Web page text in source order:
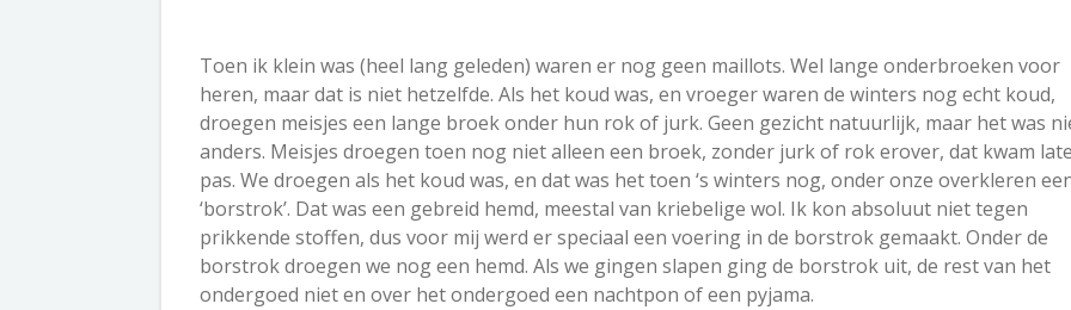
Toen ik klein was (heel lang geleden) waren er nog geen maillots. Wel lange onderbroeken voor
heren, maar dat is niet hetzelfde. Als het koud was, en vroeger waren de winters nog echt koud,
droegen meisjes een lange broek onder hun rok of jurk. Geen gezicht natuurlijk, maar het was
anders. Meisjes droegen toen nog niet alleen een broek, zonder jurk of rok erover, dat kwam
pas. We droegen als het koud was, en dat was het toen ‘s winters nog, onder onze overkleren
‘borstrok’. Dat was een gebreid hemd, meestal van kriebelige wol. Ik kon absoluut niet tegen
prikkende stoffen, dus voor mij werd er speciaal een voering in de borstrok gemaakt. Onder de
borstrok droegen we nog een hemd. Als we gingen slapen ging de borstrok uit, de rest van het
ondergoed niet en over het ondergoed een nachtpon of een pyjama.